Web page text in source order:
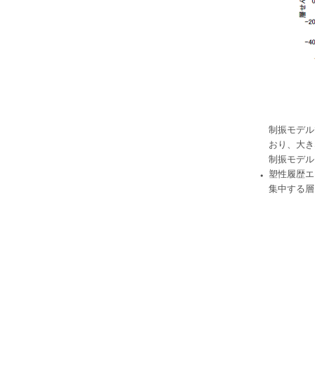
制振モデ
おり、大
制振モデ
・ 塑性履歴
集中する